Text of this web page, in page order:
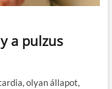
a pulzus
olyan állapot,